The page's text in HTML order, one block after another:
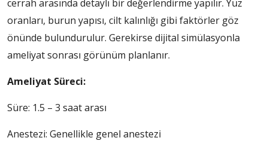
cerrah arasında detaylı bir değerlendirme yapılır. Yüz
oranları, burun yapısı, cilt kalınlığı gibi faktörler göz
önünde bulundurulur. Gerekirse dijital simülasyonla
ameliyat sonrası görünüm planlanır.
Ameliyat Süreci:
Süre: 1.5 – 3 saat arası
Anestezi: Genellikle genel anestezi